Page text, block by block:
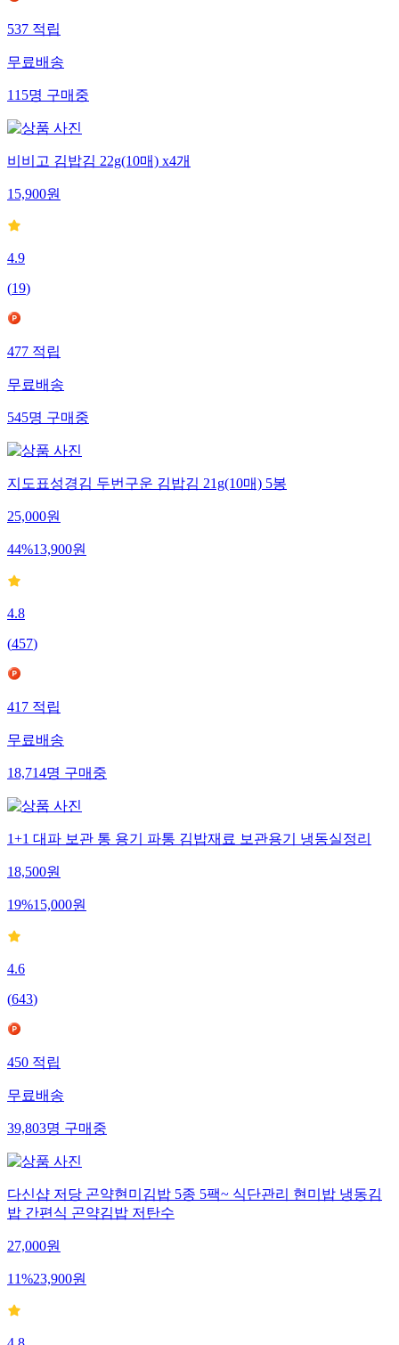
537적립
무료배송
115명구매중
비비고 김밥김 22g(10매) x4개
15,900원
4.9
(19)
477적립
무료배송
545명구매중
지도표성경김 두번구운 김밥김 21g(10매) 5봉
25,000원
44%13,900원
4.8
(457)
417적립
무료배송
18,714명구매중
1+1 대파 보관 통 용기 파통 김밥재료 보관용기 냉동실정리
18,500원
19%15,000원
4.6
(643)
450적립
무료배송
39,803명구매중
다신샵 저당 곤약현미김밥 5종 5팩~ 식단관리 현미밥 냉동김
밥 간편식 곤약김밥 저탄수
27,000원
11%23,900원